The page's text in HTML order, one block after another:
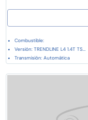
Combustible:
Versión: TRENDLINE L4 1.4T TS...
Transmisión: Automática